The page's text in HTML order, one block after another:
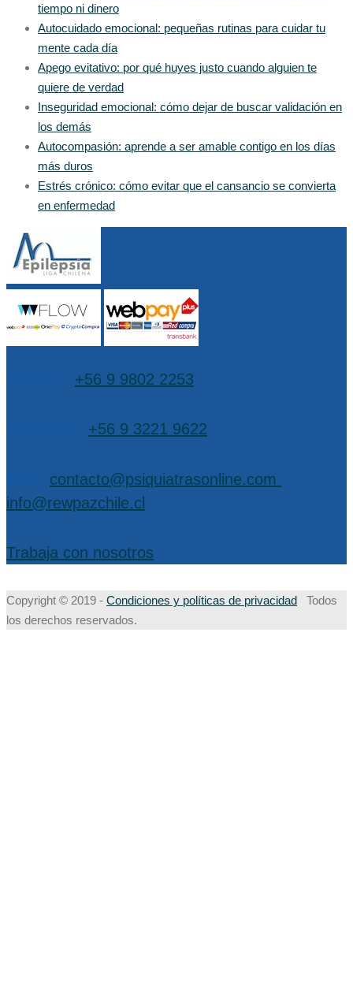
tiempo ni dinero
Autocuidado emocional: pequeñas rutinas para cuidar tu
mente cada día
Apego evitativo: por qué huyes justo cuando alguien te
quiere de verdad
Inseguridad emocional: cómo dejar de buscar validación en
los demás
Autocompasión: aprende a ser amable contigo en los días
más duros
Estrés crónico: cómo evitar que el cansancio se convierta
en enfermedad
+56 9 9802 2253
+56 9 3221 9622
contacto@psiquiatrasonline.com
info@rewpazchile.cl
Trabaja con nosotros
Copyright © 2019 - Condiciones y políticas de privacidad Todos
los derechos reservados.